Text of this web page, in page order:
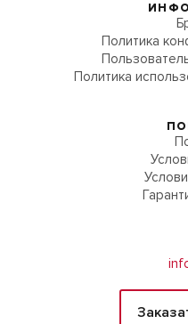
Политика
Политика